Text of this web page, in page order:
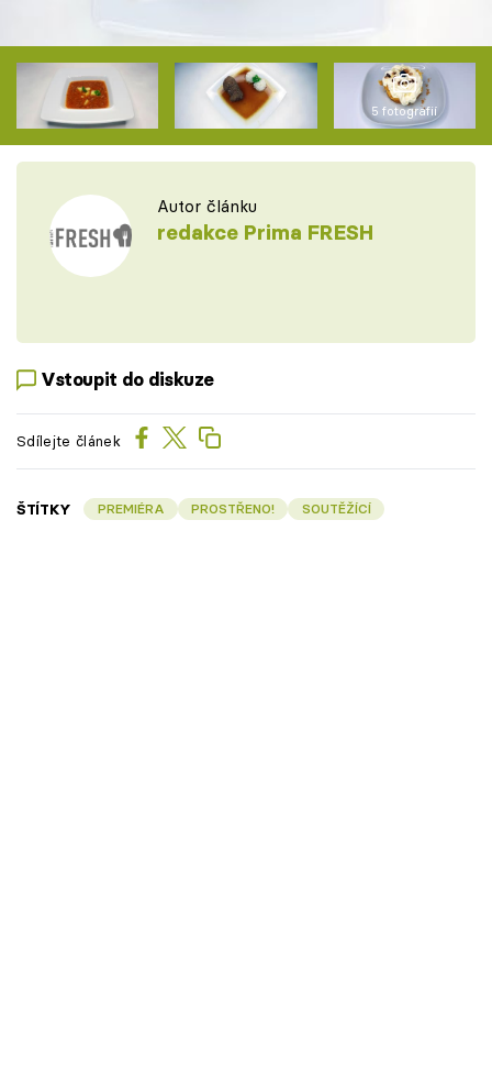
5 fotografií
Autor článku
redakce Prima FRESH
Vstoupit do diskuze
Sdílejte článek
ŠTÍTKY PREMIÉRA PROSTŘENO! SOUTĚŽÍCÍ